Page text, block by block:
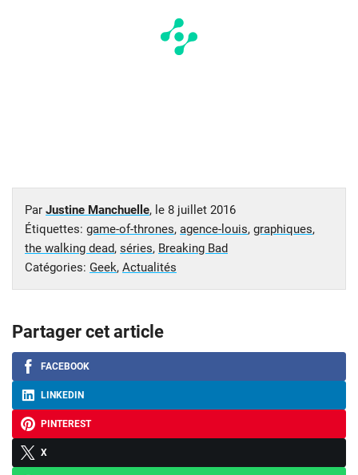
Par Justine Manchuelle, le 8 juillet 2016
Étiquettes: game-of-thrones, agence-louis, graphiques,
the walking dead, séries, Breaking Bad
Catégories: Geek, Actualités
Partager cet article
FACEBOOK
LINKEDIN
PINTEREST
X